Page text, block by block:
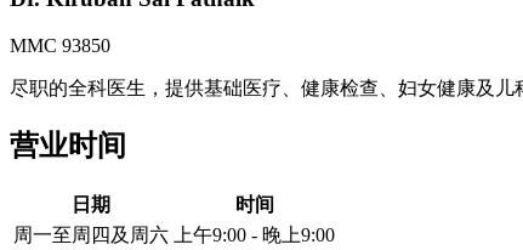
MMC 93850
尽职的全科医生，提供基础医疗、健康检查、妇女健康及儿
营业时间
日期
时间
周一至周四及周六
上午9:00 - 晚上9:00